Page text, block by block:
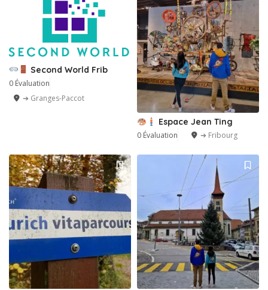
Second World Frib
0 Évaluation
➔ Granges-Paccot
Espace Jean Ting
0 Évaluation ➔ Fribourg